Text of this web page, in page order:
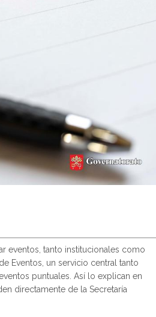
eventos, tanto institucionales como
Eventos, un servicio central tanto
puntuales. Así lo explican en
directamente de la Secretaría